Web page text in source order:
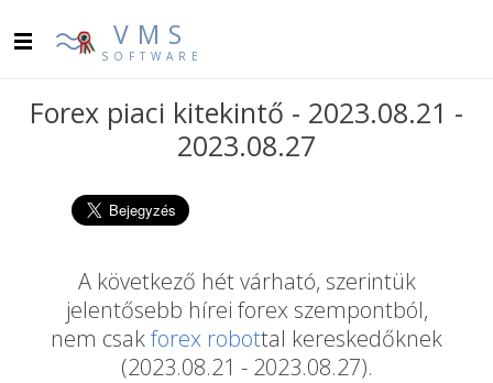
VMS
SOFTWARE
Forex piaci kitekintő - 2023.08.21 -
2023.08.27
A következő hét várható, szerintük
jelentősebb hírei forex szempontból,
nem csakforex robottal kereskedőknek
(2023.08.21 - 2023.08.27).